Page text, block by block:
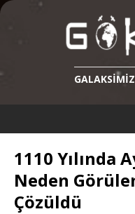
1110 Yılında
Neden
Çözüldü